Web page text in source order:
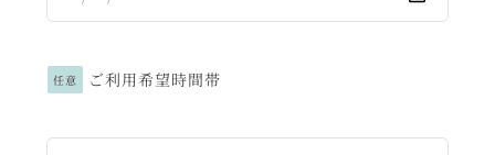
任意 ご利用希望時間帯